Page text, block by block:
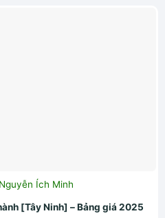
Nguyễn Ích Minh
[Tây Ninh] – Bảng giá 2025